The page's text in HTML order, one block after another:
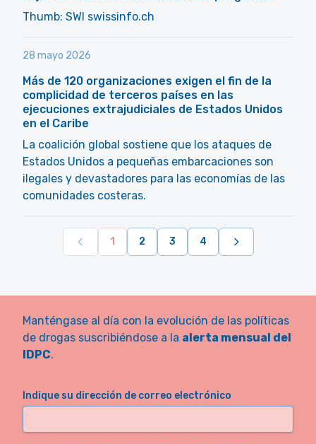
Thumb: SWI swissinfo.ch
28 mayo 2026
Más de 120 organizaciones exigen el fin de la
complicidad de terceros países en las
ejecuciones extrajudiciales de Estados Unidos
en el Caribe
La coalición global sostiene que los ataques de
Estados Unidos a pequeñas embarcaciones son
ilegales y devastadores para las economías de las
comunidades costeras.
1 2 3 4
Manténgase al día con la evolución de las políticas
de drogas suscribiéndose a la alerta mensual del
IDPC.
Indique su dirección de correo electrónico